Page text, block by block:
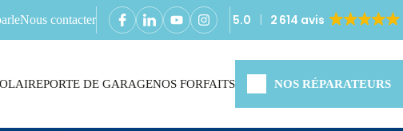
Nous contacter 5.0 2 614 avis
PORTE DE GARAGENOS FORFAITS NOS RÉPARATEURS